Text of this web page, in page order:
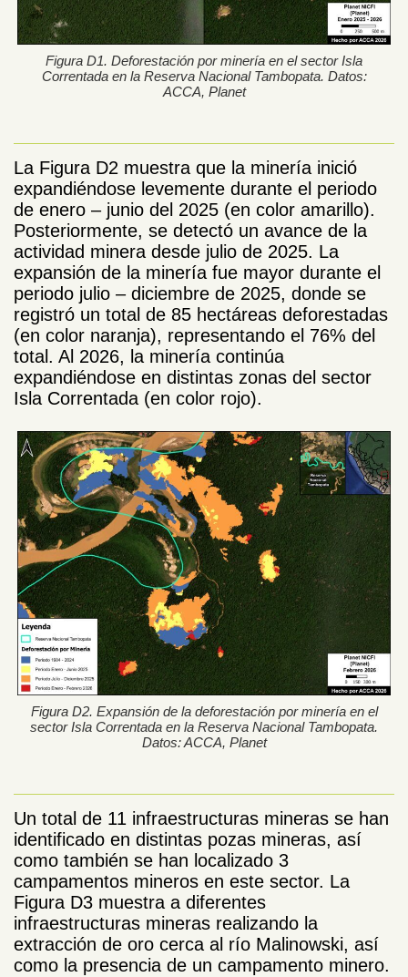
Figura D1. Deforestación por minería en el sector Isla
Correntada en la Reserva Nacional Tambopata. Datos:
ACCA, Planet
La Figura D2 muestra que la minería inició
expandiéndose levemente durante el periodo
de enero – junio del 2025 (en color amarillo).
Posteriormente, se detectó un avance de la
actividad minera desde julio de 2025. La
expansión de la minería fue mayor durante el
periodo julio – diciembre de 2025, donde se
registró un total de 85 hectáreas deforestadas
(en color naranja), representando el 76% del
total. Al 2026, la minería continúa
expandiéndose en distintas zonas del sector
Isla Correntada (en color rojo).
Figura D2. Expansión de la deforestación por minería en el
sector Isla Correntada en la Reserva Nacional Tambopata.
Datos: ACCA, Planet
Un total de 11 infraestructuras mineras se han
identificado en distintas pozas mineras, así
como también se han localizado 3
campamentos mineros en este sector. La
Figura D3 muestra a diferentes
infraestructuras mineras realizando la
extracción de oro cerca al río Malinowski, así
como la presencia de un campamento minero.